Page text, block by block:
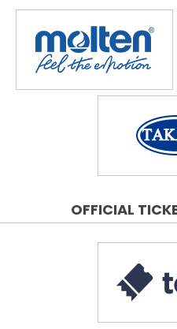
OFFICIAL